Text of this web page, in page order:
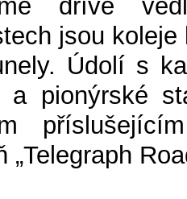
dříve
jsou
Údolí s
pionýrské